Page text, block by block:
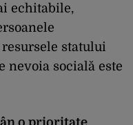
echitabile,
statului
nevoia socială este
o prioritate